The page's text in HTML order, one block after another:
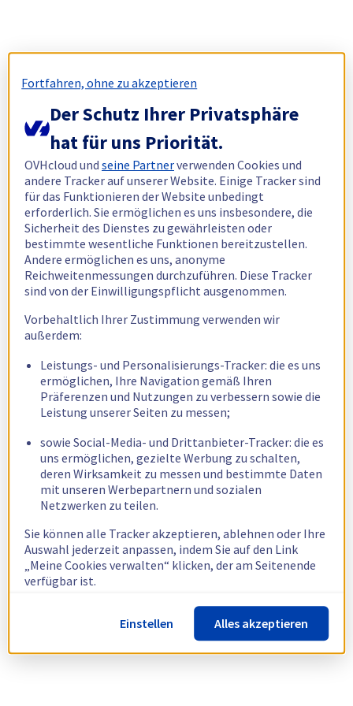
Fortfahren, ohne zu akzeptieren
Der Schutz Ihrer Privatsphäre
hat für uns Priorität.
OVHcloud undseine Partnerverwenden Cookies und
andere Tracker auf unserer Website. Einige Tracker sind
für das Funktionieren der Website unbedingt
erforderlich. Sie ermöglichen es uns insbesondere, die
Sicherheit des Dienstes zu gewährleisten oder
bestimmte wesentliche Funktionen bereitzustellen.
Andere ermöglichen es uns, anonyme
Reichweitenmessungen durchzuführen. Diese Tracker
sind von der Einwilligungspflicht ausgenommen.
Vorbehaltlich Ihrer Zustimmung verwenden wir
außerdem:
Leistungs- und Personalisierungs-Tracker: die es uns
ermöglichen, Ihre Navigation gemäß Ihren
Präferenzen und Nutzungen zu verbessern sowie die
Leistung unserer Seiten zu messen;
sowie Social-Media- und Drittanbieter-Tracker: die es
uns ermöglichen, gezielte Werbung zu schalten,
deren Wirksamkeit zu messen und bestimmte Daten
mit unseren Werbepartnern und sozialen
Netzwerken zu teilen.
Sie können alle Tracker akzeptieren, ablehnen oder Ihre
Auswahl jederzeit anpassen, indem Sie auf den Link
„Meine Cookies verwalten“ klicken, der am Seitenende
verfügbar ist.
Weitere Informationen finden Sie in unsererRichtlinie
zur Verwendung von Cookies.
Einstellen Alles akzeptieren